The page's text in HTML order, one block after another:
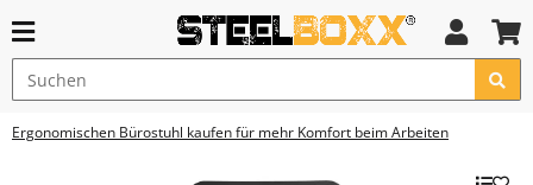
Ergonomischen Bürostuhl kaufen für mehr Komfort beim Arbeiten